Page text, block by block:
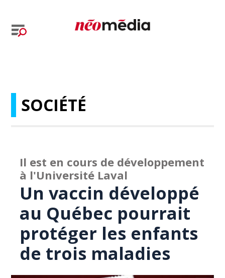
SOCIÉTÉ
Il est en cours de développement
à l'Université Laval
Un vaccin développé
au Québec pourrait
protéger les enfants
de trois maladies